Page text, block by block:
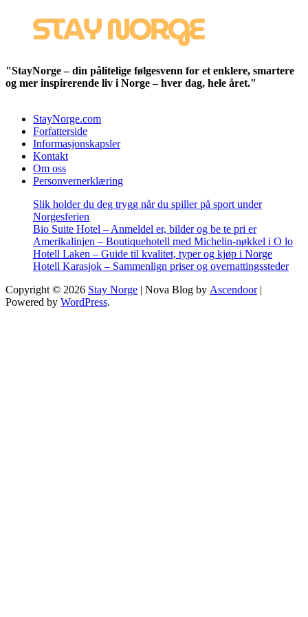
"StayNorge – din pålitelige følgesvenn for et enklere, smartere
og mer inspirerende liv i Norge – hver dag, hele året."
StayNorge.com
Forfatterside
Informasjonskapsler
Kontakt
Om oss
Personvernerklæring
Slik holder du deg trygg når du spiller på sport under
Norgesferien
Bio Suite Hotel – Anmeldel er, bilder og be te pri er
Amerikalinjen – Boutiquehotell med Michelin-nøkkel i O lo
Hotell Laken – Guide til kvalitet, typer og kjøp i Norge
Hotell Karasjok – Sammenlign priser og overnattingssteder
Copyright © 2026 Stay Norge | Nova Blog by Ascendoor|
Powered by WordPress.